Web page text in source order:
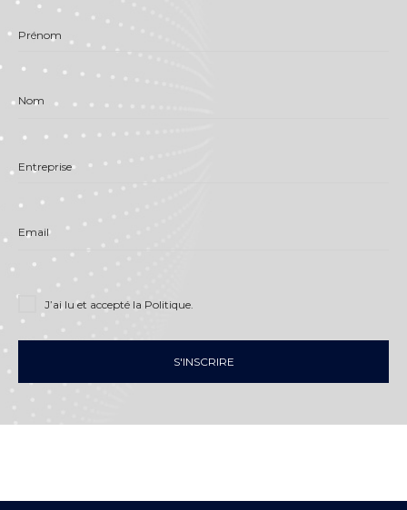
Prénom
Nom
Entreprise
Email
J’ai lu et accepté la Politique
S'INSCRIRE